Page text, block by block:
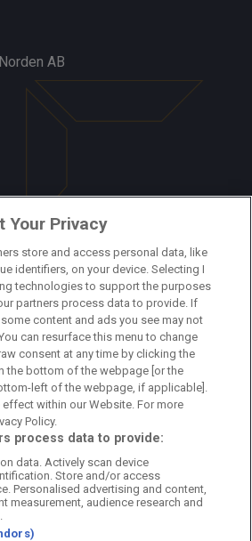
AB
Your Privacy
store and access personal data, like
identifiers, on your device. Selecting I
technologies to support the purposes
partners process data to provide. If
content and ads you see may not
can resurface this menu to change
consent at any time by clicking the
the bottom of the webpage [or the
left of the webpage, if applicable].
within our Website. For more
Policy.
process data to provide:
data. Actively scan device
Store and/or access
Personalised advertising and content,
measurement, audience research and